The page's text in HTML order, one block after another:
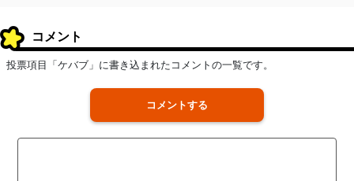
コメント
投票項目「ケバブ」に書き込まれたコメントの一覧です。
コメントする